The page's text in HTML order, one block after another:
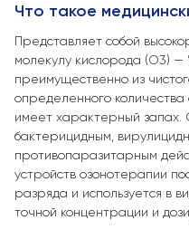
Что такое
Представляет собой
молекулу кислорода (O3) —
преимущественно из
определенного количества
имеет характерный запах.
бактерицидным,
противопаразитарным
устройств озонотерапии
разряда и используется в
точной концентрации и